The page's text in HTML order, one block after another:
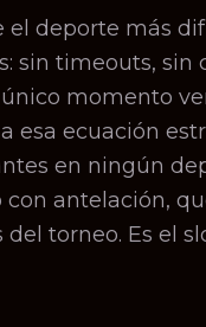
el deporte más
sin timeouts, sin
momento
esa ecuación
en ningún
con antelación,
torneo. Es el